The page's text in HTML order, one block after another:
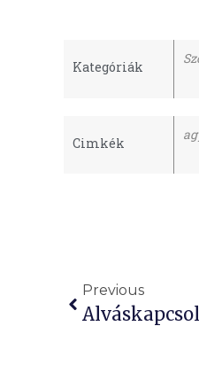
Kategóriák
Cimkék
Previous